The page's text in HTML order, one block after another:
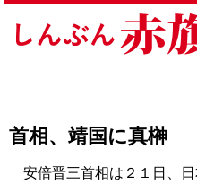
首相、靖国に真榊
安倍晋三首相は２１日、日